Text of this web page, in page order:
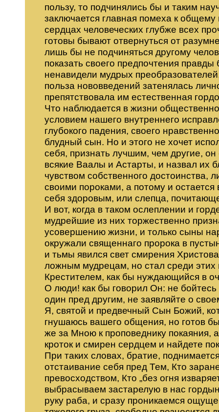
пользу, то подчинялись бы и таким
заключается главная помеха к
сердцах человеческих глубже всех
готовы бывают отвернуться от
лишь бы не подчиняться другому
показать своего предпочтения
ненавидели мудрых
польза нововведений затенялась
препятствовала им естественная
Что наблюдается в жизни
условием нашего внутреннего
глубокого падения, своего
блудный сын. Но и этого не хочет
себя, признать лучшим, чем другие,
всякие Ваалы и Астарты, и назвал их
чувством собственного достоинства,
своими пороками, а потому и
себя здоровым, или слепца,
И вот, когда в таком ослеплении и
мудрейшие из них торжественно
усовершению жизни, и только сыны
окружали священнаго пророка в
и тьмы явился свет смирения
ложным мудрецам, но стал среди
Крестителем, как бы нуждающийся в
О люди! как бы говорил Он: не
один пред другим, не заявляйте о
Я, святой и предвечный Сын Божий,
гнушаюсь вашего общения, но готов
же за Мною к проповеднику покаяния,
кроток и смирен сердцем и найдете
При таких словах, братие,
отстаивание себя пред Тем, Кто
превосходством, Кто „без огня
выбрасываем застарелую в нас
руку раба, и сразу проникаемся